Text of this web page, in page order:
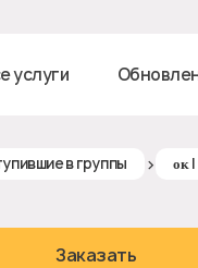
услуги
в группы > ᴏᴋ
Заказать